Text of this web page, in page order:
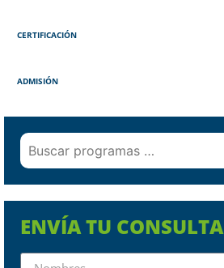
CERTIFICACIÓN
ADMISIÓN
ENVÍA TU CONSULTA